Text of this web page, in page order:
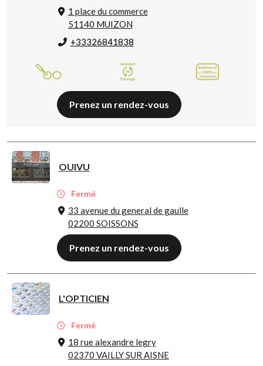
1 place du commerce
51140 MUIZON
+33326841838
Prenez un rendez-vous
OUIVU
Fermé
33 avenue du general de gaulle
02200 SOISSONS
Prenez un rendez-vous
L'OPTICIEN
Fermé
18 rue alexandre legry
02370 VAILLY SUR AISNE